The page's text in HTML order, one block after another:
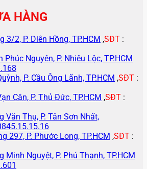
HÀNG
3/2, P. Diên Hồng, TP.HCM ,SĐT :
Phúc Nguyên, P. Nhiêu Lộc, TP.HCM
P. Cầu Ông Lãnh, TP.HCM ,SĐT :
Cân, P. Thủ Đức, TP.HCM ,SĐT :
Văn Thụ, P. Tân Sơn Nhất,
297, P. Phước Long, TP.HCM ,SĐT :
Minh Nguyệt, P. Phú Thạnh, TP.HCM